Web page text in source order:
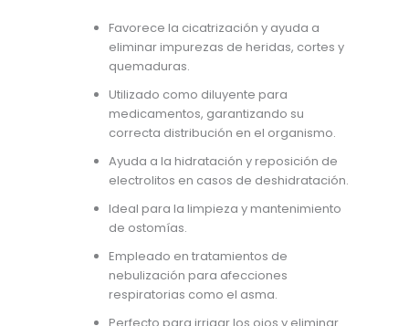
Favorece la cicatrización y ayuda a
eliminar impurezas de heridas, cortes y
quemaduras.
Utilizado como diluyente para
medicamentos, garantizando su
correcta distribución en el organismo.
Ayuda a la hidratación y reposición de
electrolitos en casos de deshidratación.
Ideal para la limpieza y mantenimiento
de ostomías.
Empleado en tratamientos de
nebulización para afecciones
respiratorias como el asma.